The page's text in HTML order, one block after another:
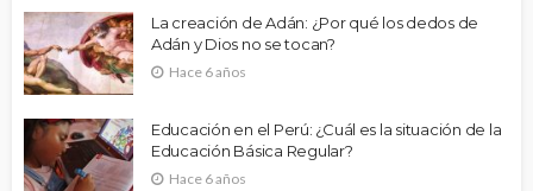
La creación de Adán: ¿Por qué los dedos de
Adán y Dios no se tocan?
Hace 6 años
Educación en el Perú: ¿Cuál es la situación de la
Educación Básica Regular?
Hace 6 años